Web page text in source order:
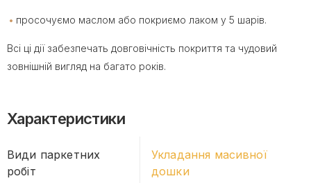
просочуємо маслом або покриємо лаком у 5 шарів.
Всі ці дії забезпечать довговічність покриття та чудовий
зовнішній вигляд на багато років.
Характеристики
Види паркетних
робіт
Укладання масивної
дошки